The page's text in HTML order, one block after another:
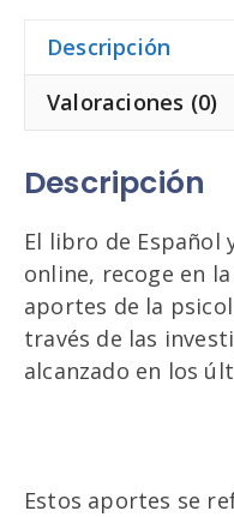
Descripción
Valoraciones (0)
Descripción
El libro de Español
online, recoge en
aportes de la
través de las
alcanzado en los
Estos aportes se